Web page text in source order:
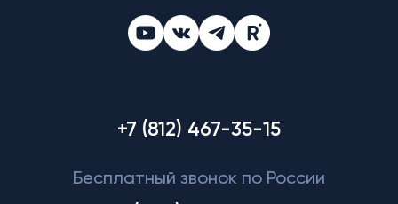
+7 (812) 467-35-15
Бесплатный звонок по России